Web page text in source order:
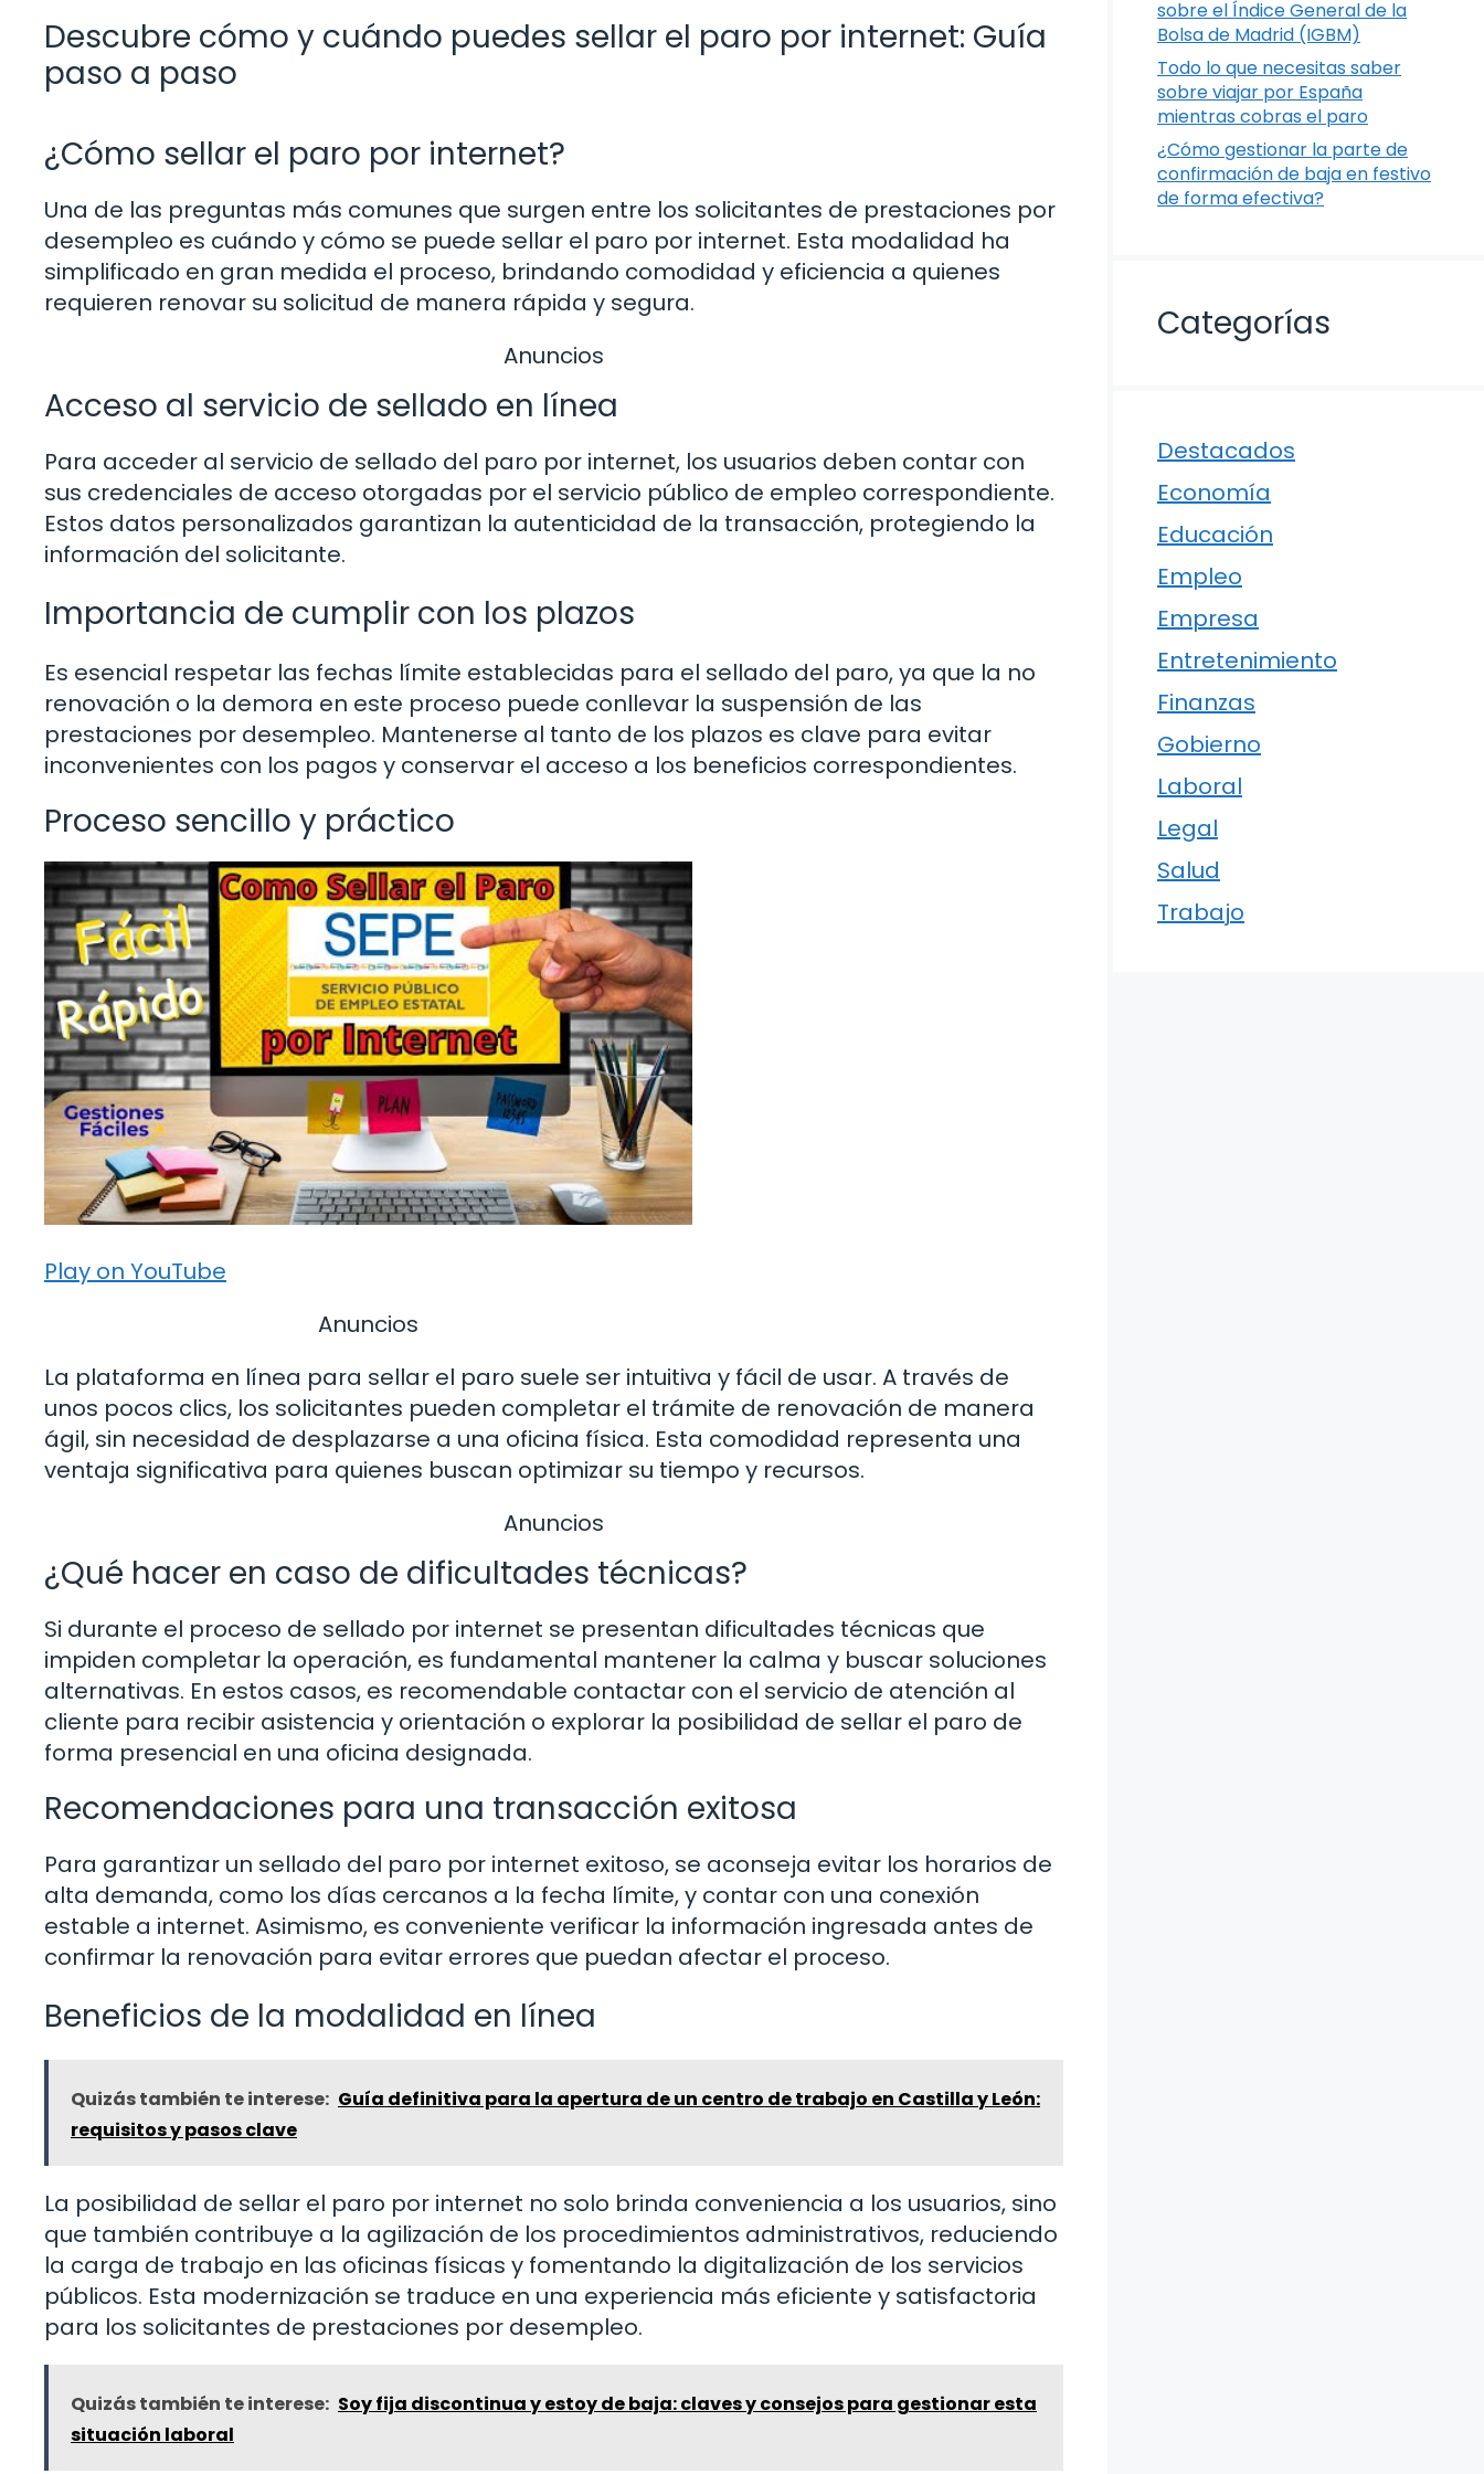
Descubre cómo y cuándo puedes sellar el paro por internet: Guía
paso a paso
¿Cómo sellar el paro por internet?
Una de las preguntas más comunes que surgen entre los solicitantes de prestaciones por
desempleo es cuándo y cómo se puede sellar el paro por internet. Esta modalidad ha
simplificado en gran medida el proceso, brindando comodidad y eficiencia a quienes
requieren renovar su solicitud de manera rápida y segura.
Anuncios
Acceso al servicio de sellado en línea
Para acceder al servicio de sellado del paro por internet, los usuarios deben contar con
sus credenciales de acceso otorgadas por el servicio público de empleo correspondiente.
Estos datos personalizados garantizan la autenticidad de la transacción, protegiendo la
información del solicitante.
Importancia de cumplir con los plazos
Es esencial respetar las fechas límite establecidas para el sellado del paro, ya que la no
renovación o la demora en este proceso puede conllevar la suspensión de las
prestaciones por desempleo. Mantenerse al tanto de los plazos es clave para evitar
inconvenientes con los pagos y conservar el acceso a los beneficios correspondientes.
Proceso sencillo y práctico
Play on YouTube
Anuncios
La plataforma en línea para sellar el paro suele ser intuitiva y fácil de usar. A través de
unos pocos clics, los solicitantes pueden completar el trámite de renovación de manera
ágil, sin necesidad de desplazarse a una oficina física. Esta comodidad representa una
ventaja significativa para quienes buscan optimizar su tiempo y recursos.
Anuncios
¿Qué hacer en caso de dificultades técnicas?
Si durante el proceso de sellado por internet se presentan dificultades técnicas que
impiden completar la operación, es fundamental mantener la calma y buscar soluciones
alternativas. En estos casos, es recomendable contactar con el servicio de atención al
cliente para recibir asistencia y orientación o explorar la posibilidad de sellar el paro de
forma presencial en una oficina designada.
Recomendaciones para una transacción exitosa
Para garantizar un sellado del paro por internet exitoso, se aconseja evitar los horarios de
alta demanda, como los días cercanos a la fecha límite, y contar con una conexión
estable a internet. Asimismo, es conveniente verificar la información ingresada antes de
confirmar la renovación para evitar errores que puedan afectar el proceso.
Beneficios de la modalidad en línea
Quizás también te interese: Guía definitiva para la apertura de un centro de trabajo en Castilla y León:
requisitos y pasos clave
La posibilidad de sellar el paro por internet no solo brinda conveniencia a los usuarios, sino
que también contribuye a la agilización de los procedimientos administrativos, reduciendo
la carga de trabajo en las oficinas físicas y fomentando la digitalización de los servicios
públicos. Esta modernización se traduce en una experiencia más eficiente y satisfactoria
para los solicitantes de prestaciones por desempleo.
Quizás también te interese: Soy fija discontinua y estoy de baja: claves y consejos para gestionar esta
situación laboral
sobre el Índice General de la
Bolsa de Madrid (IGBM)
Todo lo que necesitas saber
sobre viajar por España
mientras cobras el paro
¿Cómo gestionar la parte de
confirmación de baja en festivo
de forma efectiva?
Categorías
Destacados
Economía
Educación
Empleo
Empresa
Entretenimiento
Finanzas
Gobierno
Laboral
Legal
Salud
Trabajo